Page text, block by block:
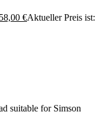
58,00 €Aktueller Preis ist:
suitable for Simson